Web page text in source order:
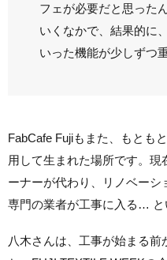
フェが必要だと思った
いくなかで、結果的に
いった機能が少しずつ
FabCafe Fujiもまた、もとも
用して生まれた場所です。
ーナーが代わり、リノベーシ
専門の業者が工事に入る… と
八木さんは、工事が始まる前